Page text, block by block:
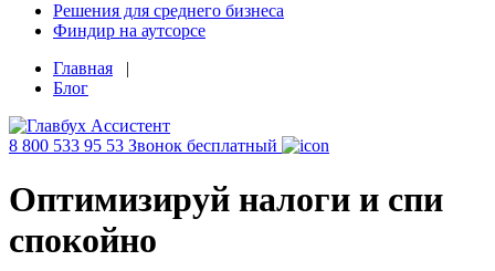
Решения для среднего бизнеса
Финдир на аутсорсе
Главная |
Блог
8 800 533 95 53 Звонок бесплатный
Оптимизируй налоги и спи
спокойно